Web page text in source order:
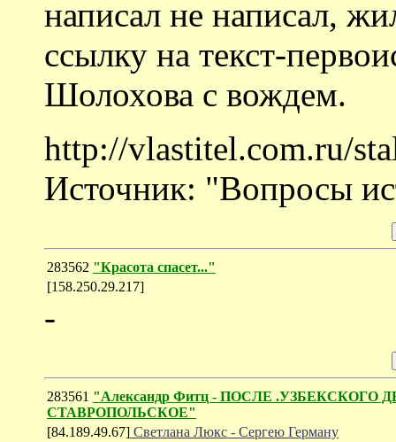
написал не написал,
ссылку на текст-
Шолохова с вождем.
http://vlastitel.com.ru/
Источник: "Вопросы
283562 "Красота спасет..."
[158.250.29.217]
-
283561 "Александр Фитц - ПОСЛЕ
СТАВРОПОЛЬСКОЕ"
[84.189.49.67] Светлана Люкс - Сергею Герману